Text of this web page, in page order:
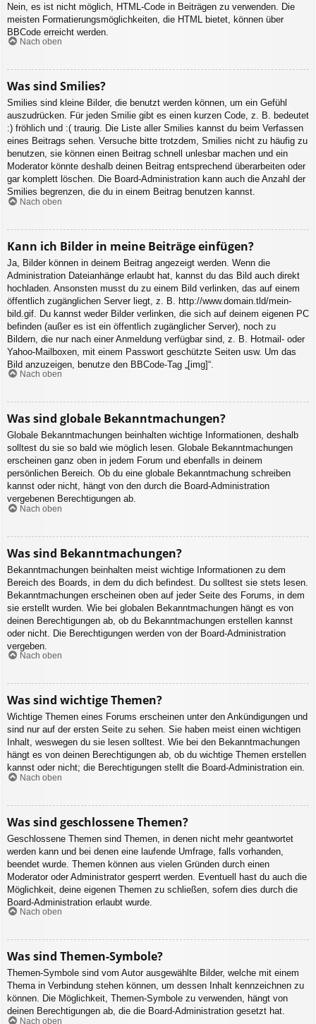
Nein, es ist nicht möglich, HTML-Code in Beiträgen zu verwenden. Die
meisten Formatierungsmöglichkeiten, die HTML bietet, können über
BBCode erreicht werden.
Nach oben
Was sind Smilies?
Smilies sind kleine Bilder, die benutzt werden können, um ein Gefühl
auszudrücken. Für jeden Smilie gibt es einen kurzen Code, z. B. bedeutet
:) fröhlich und :( traurig. Die Liste aller Smilies kannst du beim Verfassen
eines Beitrags sehen. Versuche bitte trotzdem, Smilies nicht zu häufig zu
benutzen, sie können einen Beitrag schnell unlesbar machen und ein
Moderator könnte deshalb deinen Beitrag entsprechend überarbeiten oder
gar komplett löschen. Die Board-Administration kann auch die Anzahl der
Smilies begrenzen, die du in einem Beitrag benutzen kannst.
Nach oben
Kann ich Bilder in meine Beiträge einfügen?
Ja, Bilder können in deinem Beitrag angezeigt werden. Wenn die
Administration Dateianhänge erlaubt hat, kannst du das Bild auch direkt
hochladen. Ansonsten musst du zu einem Bild verlinken, das auf einem
öffentlich zugänglichen Server liegt, z. B. http://www.domain.tld/mein-
bild.gif. Du kannst weder Bilder verlinken, die sich auf deinem eigenen PC
befinden (außer es ist ein öffentlich zugänglicher Server), noch zu
Bildern, die nur nach einer Anmeldung verfügbar sind, z. B. Hotmail- oder
Yahoo-Mailboxen, mit einem Passwort geschützte Seiten usw. Um das
Bild anzuzeigen, benutze den BBCode-Tag „[img]“.
Nach oben
Was sind globale Bekanntmachungen?
Globale Bekanntmachungen beinhalten wichtige Informationen, deshalb
solltest du sie so bald wie möglich lesen. Globale Bekanntmachungen
erscheinen ganz oben in jedem Forum und ebenfalls in deinem
persönlichen Bereich. Ob du eine globale Bekanntmachung schreiben
kannst oder nicht, hängt von den durch die Board-Administration
vergebenen Berechtigungen ab.
Nach oben
Was sind Bekanntmachungen?
Bekanntmachungen beinhalten meist wichtige Informationen zu dem
Bereich des Boards, in dem du dich befindest. Du solltest sie stets lesen.
Bekanntmachungen erscheinen oben auf jeder Seite des Forums, in dem
sie erstellt wurden. Wie bei globalen Bekanntmachungen hängt es von
deinen Berechtigungen ab, ob du Bekanntmachungen erstellen kannst
oder nicht. Die Berechtigungen werden von der Board-Administration
vergeben.
Nach oben
Was sind wichtige Themen?
Wichtige Themen eines Forums erscheinen unter den Ankündigungen und
sind nur auf der ersten Seite zu sehen. Sie haben meist einen wichtigen
Inhalt, weswegen du sie lesen solltest. Wie bei den Bekanntmachungen
hängt es von deinen Berechtigungen ab, ob du wichtige Themen erstellen
kannst oder nicht; die Berechtigungen stellt die Board-Administration ein.
Nach oben
Was sind geschlossene Themen?
Geschlossene Themen sind Themen, in denen nicht mehr geantwortet
werden kann und bei denen eine laufende Umfrage, falls vorhanden,
beendet wurde. Themen können aus vielen Gründen durch einen
Moderator oder Administrator gesperrt werden. Eventuell hast du auch die
Möglichkeit, deine eigenen Themen zu schließen, sofern dies durch die
Board-Administration erlaubt wurde.
Nach oben
Was sind Themen-Symbole?
Themen-Symbole sind vom Autor ausgewählte Bilder, welche mit einem
Thema in Verbindung stehen können, um dessen Inhalt kennzeichnen zu
können. Die Möglichkeit, Themen-Symbole zu verwenden, hängt von
deinen Berechtigungen ab, die die Board-Administration gesetzt hat.
Nach oben